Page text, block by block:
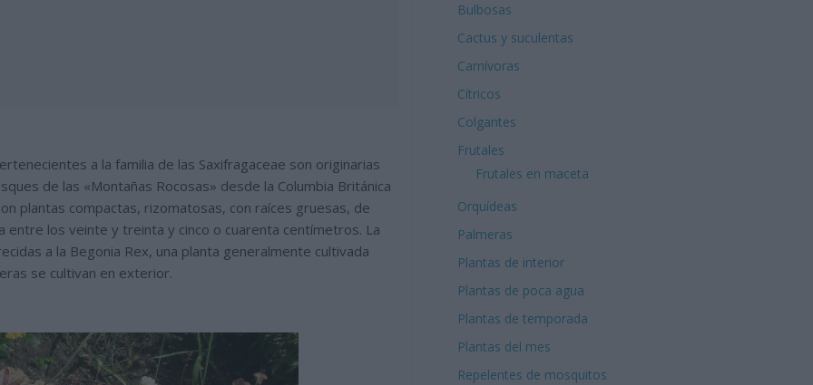
a la familia de las Saxifragaceae son originarias
de las «Montañas Rocosas» desde la Columbia Británica
plantas compactas, rizomatosas, con raíces gruesas, de
entre los veinte y treinta y cinco o cuarenta centímetros. La
a la Begonia Rex, una planta generalmente cultivada
se cultivan en exterior.
Bulbosas
Cactus y suculentas
Carnívoras
Cítricos
Colgantes
Frutales
Frutales en maceta
Orquídeas
Palmeras
Plantas de interior
Plantas de poca agua
Plantas de temporada
Plantas del mes
Repelentes de mosquitos